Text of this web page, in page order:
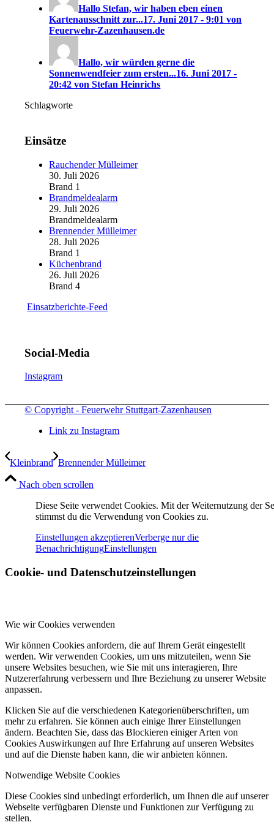
Hallo Stefan, wir haben eben einen
Kartenausschnitt zur...17. Juni 2017 - 9:01 von
Feuerwehr-Zazenhausen.de
Hallo, wir würden gerne die
Sonnenwendfeier zum ersten...16. Juni 2017 -
20:42 von Stefan Heinrichs
Schlagworte
Einsätze
Rauchender Mülleimer
30. Juli 2026
Brand 1
Brandmeldealarm
29. Juli 2026
Brandmeldealarm
Brennender Mülleimer
28. Juli 2026
Brand 1
Küchenbrand
26. Juli 2026
Brand 4
Einsatzberichte-Feed
Social-Media
Instagram
© Copyright - Feuerwehr Stuttgart-Zazenhausen
Link zu Instagram
Kleinbrand Brennender Mülleimer
Nach oben scrollen
Diese Seite verwendet Cookies. Mit der Weiternutzung der
stimmst du die Verwendung von Cookies zu.
Einstellungen akzeptierenVerberge nur die
BenachrichtigungEinstellungen
Cookie- und Datenschutzeinstellungen
Wie wir Cookies verwenden
Wir können Cookies anfordern, die auf Ihrem Gerät eingestellt
werden. Wir verwenden Cookies, um uns mitzuteilen, wenn Sie
unsere Websites besuchen, wie Sie mit uns interagieren, Ihre
Nutzererfahrung verbessern und Ihre Beziehung zu unserer Website
anpassen.
Klicken Sie auf die verschiedenen Kategorienüberschriften, um
mehr zu erfahren. Sie können auch einige Ihrer Einstellungen
ändern. Beachten Sie, dass das Blockieren einiger Arten von
Cookies Auswirkungen auf Ihre Erfahrung auf unseren Websites
und auf die Dienste haben kann, die wir anbieten können.
Notwendige Website Cookies
Diese Cookies sind unbedingt erforderlich, um Ihnen die auf unserer
Webseite verfügbaren Dienste und Funktionen zur Verfügung zu
stellen.